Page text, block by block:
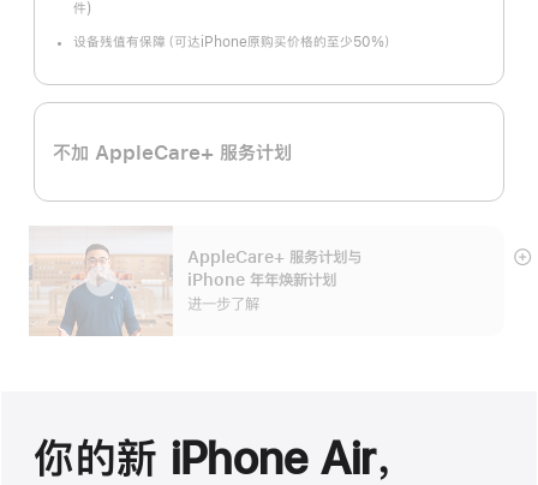
件)
设备残值有保障（可达iPhone原购买价格的至少50%）
不加 AppleCare+ 服务计划
AppleCare+ 服务计划 与
iPhone 年年焕新计划
进一步了解
展
你的新 iPhone Air，